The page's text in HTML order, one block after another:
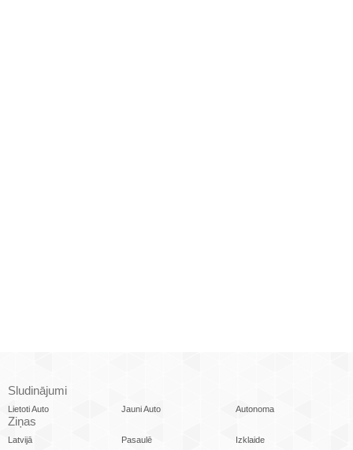
Sludinājumi
Lietoti Auto Jauni Auto Autonoma
Ziņas
Latvijā Pasaulē
Izklaide